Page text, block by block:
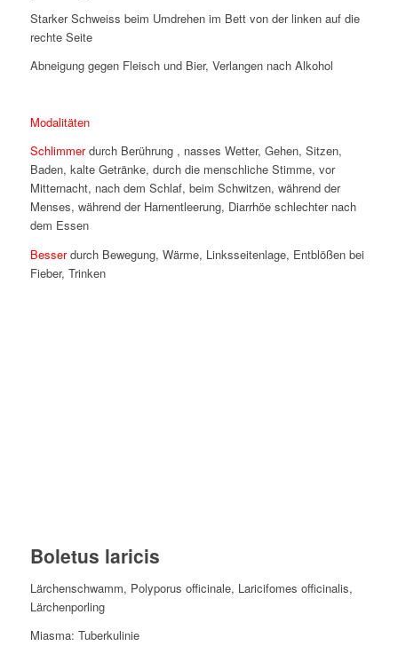
Starker Schweiss beim Umdrehen im Bett von der linken auf die
rechte Seite
Abneigung gegen Fleisch und Bier, Verlangen nach Alkohol
Modalitäten
Schlimmerdurch Berührung , nasses Wetter, Gehen, Sitzen,
Baden, kalte Getränke, durch die menschliche Stimme, vor
Mitternacht, nach dem Schlaf, beim Schwitzen, während der
Menses, während der Harnentleerung, Diarrhöe schlechter nach
dem Essen
Besserdurch Bewegung, Wärme, Linksseitenlage, Entblößen bei
Fieber, Trinken
Boletus laricis
Lärchenschwamm, Polyporus officinale, Laricifomes officinalis,
Lärchenporling
Miasma: Tuberkulinie